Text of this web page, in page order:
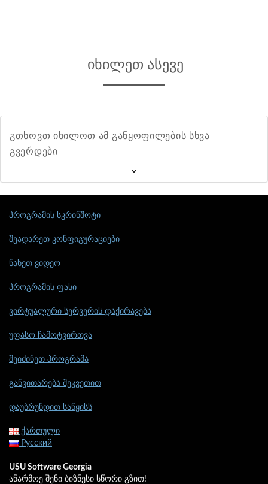
იხილეთ ასევე
გთხოვთ იხილოთ ამ განყოფილების სხვა
გვერდები.
პროგრამის სკრინშოტი
შეადარეთ კონფიგურაციები
ნახეთ ვიდეო
პროგრამის ფასი
ვირტუალური სერვერის დაქირავება
უფასო ჩამოტვირთვა
შეიძინეთ პროგრამა
განვითარება შეკვეთით
დაუბრუნდით საწყისს
ქართული
Русский
USU Software Georgia
აწარმოე შენი ბიზნესი სწორი გზით!